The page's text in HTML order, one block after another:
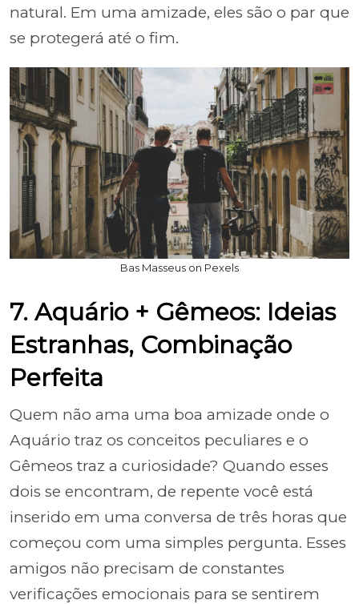
natural. Em uma amizade, eles são o par que
se protegerá até o fim.
Bas Masseus on Pexels
7. Aquário + Gêmeos: Ideias
Estranhas, Combinação
Perfeita
Quem não ama uma boa amizade onde o
Aquário traz os conceitos peculiares e o
Gêmeos traz a curiosidade? Quando esses
dois se encontram, de repente você está
inserido em uma conversa de três horas que
começou com uma simples pergunta. Esses
amigos não precisam de constantes
verificações emocionais para se sentirem